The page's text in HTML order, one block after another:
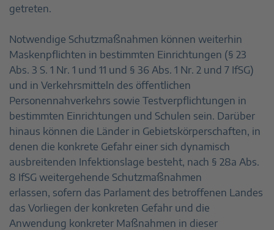
getreten.
Notwendige Schutzmaßnahmen können weiterhin
Maskenpflichten in bestimmten Einrichtungen (§ 23
Abs. 3 S. 1 Nr. 1 und 11 und § 36 Abs. 1 Nr. 2 und 7 IfSG)
und in Verkehrsmitteln des öffentlichen
Personennahverkehrs sowie Testverpflichtungen in
bestimmten Einrichtungen und Schulen sein. Darüber
hinaus können die Länder in Gebietskörperschaften, in
denen die konkrete Gefahr einer sich dynamisch
ausbreitenden Infektionslage besteht, nach § 28a Abs.
8 IfSG weitergehende Schutzmaßnahmen
erlassen, sofern das Parlament des betroffenen Landes
das Vorliegen der konkreten Gefahr und die
Anwendung konkreter Maßnahmen in dieser